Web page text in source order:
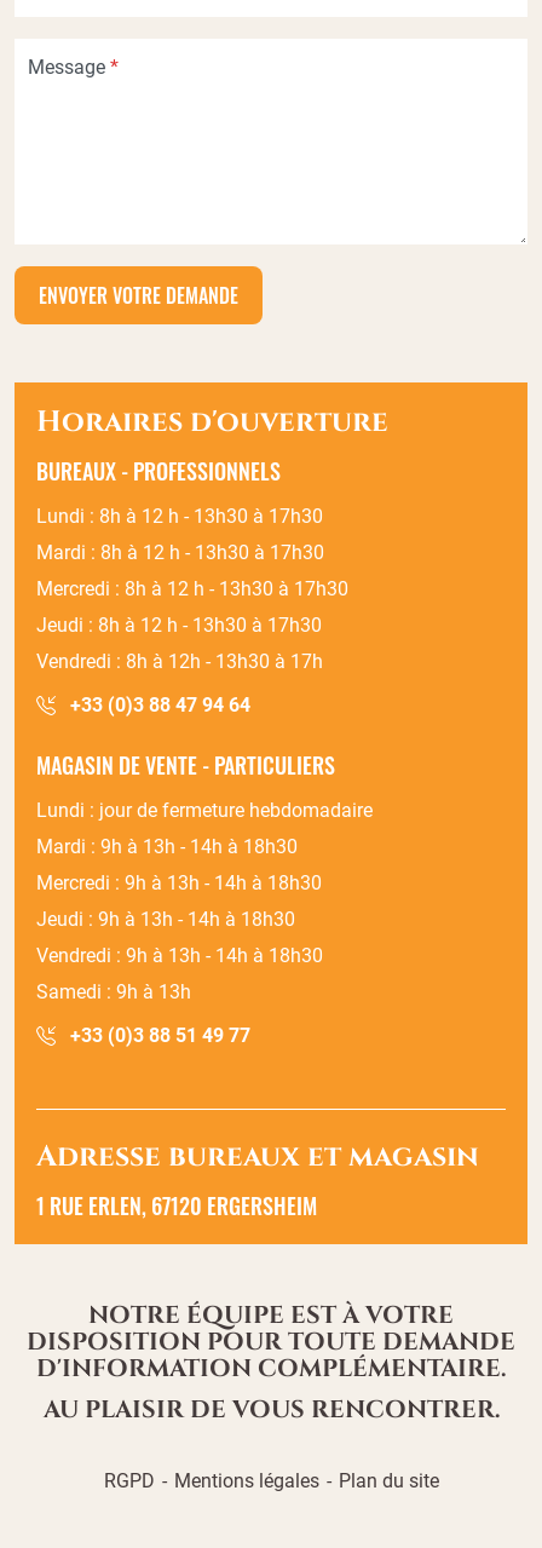
Message *
Horaires d'ouverture
BUREAUX - PROFESSIONNELS
Lundi : 8h à 12 h - 13h30 à 17h30
Mardi : 8h à 12 h - 13h30 à 17h30
Mercredi : 8h à 12 h - 13h30 à 17h30
Jeudi : 8h à 12 h - 13h30 à 17h30
Vendredi : 8h à 12h - 13h30 à 17h
+33 (0)3 88 47 94 64
MAGASIN DE VENTE - PARTICULIERS
Lundi : jour de fermeture hebdomadaire
Mardi : 9h à 13h - 14h à 18h30
Mercredi : 9h à 13h - 14h à 18h30
Jeudi : 9h à 13h - 14h à 18h30
Vendredi : 9h à 13h - 14h à 18h30
Samedi : 9h à 13h
+33 (0)3 88 51 49 77
Adresse bureaux et magasin
1 RUE ERLEN, 67120 ERGERSHEIM
NOTRE ÉQUIPE EST À VOTRE
DISPOSITION POUR TOUTE DEMANDE
D'INFORMATION COMPLÉMENTAIRE.
AU PLAISIR DE VOUS RENCONTRER.
RGPD Mentions légales Plan du site